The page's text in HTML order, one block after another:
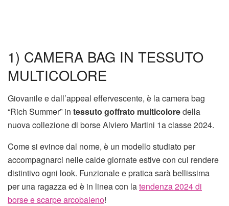
1) CAMERA BAG IN TESSUTO
MULTICOLORE
Giovanile e dall’appeal effervescente, è la camera bag
“Rich Summer” in tessuto goffrato multicoloredella
nuova collezione di borse Alviero Martini 1a classe 2024.
Come si evince dal nome, è un modello studiato per
accompagnarci nelle calde giornate estive con cui rendere
distintivo ogni look. Funzionale e pratica sarà bellissima
per una ragazza ed è in linea con latendenza 2024 di
borse e scarpe arcobaleno!